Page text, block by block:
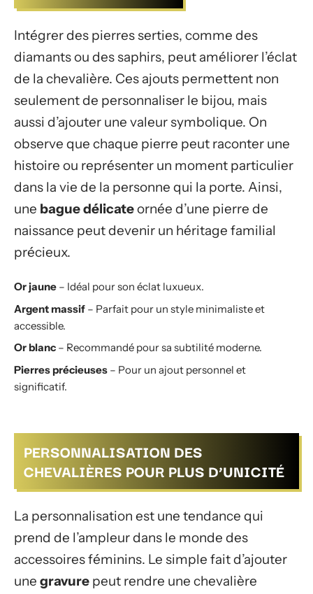
Intégrer des pierres serties, comme des
diamants ou des saphirs, peut améliorer l’éclat
de la chevalière. Ces ajouts permettent non
seulement de personnaliser le bijou, mais
aussi d’ajouter une valeur symbolique. On
observe que chaque pierre peut raconter une
histoire ou représenter un moment particulier
dans la vie de la personne qui la porte. Ainsi,
une bague délicateornée d’une pierre de
naissance peut devenir un héritage familial
précieux.
Or jaune – Idéal pour son éclat luxueux.
Argent massif – Parfait pour un style minimaliste et
accessible.
Or blanc – Recommandé pour sa subtilité moderne.
Pierres précieuses – Pour un ajout personnel et
significatif.
PERSONNALISATION DES
CHEVALIÈRES POUR PLUS D’UNICITÉ
La personnalisation est une tendance qui
prend de l’ampleur dans le monde des
accessoires féminins. Le simple fait d’ajouter
une gravure peut rendre une chevalière